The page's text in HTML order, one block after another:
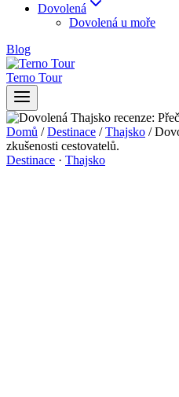
Dovolená
Dovolená u moře
Blog
Terno Tour
Domů / Destinace / Thajsko /
zkušenosti cestovatelů.
Destinace · Thajsko